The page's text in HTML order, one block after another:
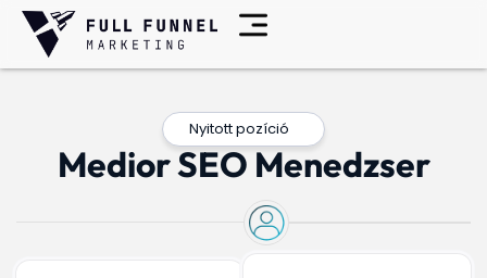
Nyitott pozíció
Medior SEO Menedzser